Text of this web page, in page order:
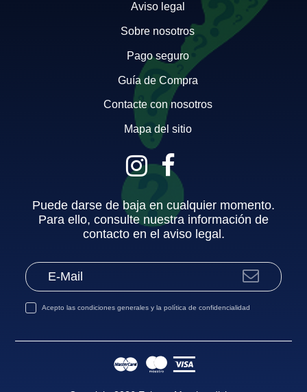
Aviso legal
Sobre nosotros
Pago seguro
Guía de Compra
Contacte con nosotros
Mapa del sitio
Puede darse de baja en cualquier momento.
Para ello, consulte nuestra información de
contacto en el aviso legal.
Acepto lascondiciones generales y lapolítica de confidencialidad